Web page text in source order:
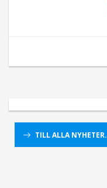
TILL ALLA NYHETER.